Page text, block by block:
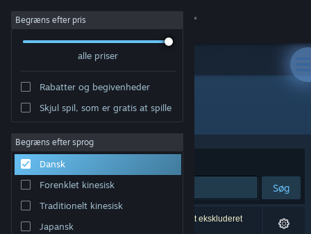
Log på
Om
Support
Skift sprog
Begræns efter pris
alle priser
Rabatter og begivenheder
Skjul spil, som er gratis at spille
Begræns efter sprog
Dansk
Forenklet kinesisk
Traditionelt kinesisk
Japansk
Udgiver: Sporobole
Sorter efter Relevans
Søg
2 resultater matcher din søgning. 2 titler er blevet ekskluderet
baseret på dine præferencer.